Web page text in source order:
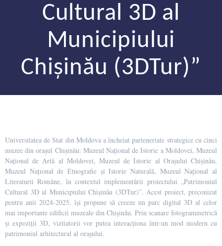
Cultural 3D al
Municipiului
Chișinău (3DTur)”
Universitatea de Stat din Moldova a încheiat parteneriate strategice cu cinci
muzee din orașul Chișinău: Muzeul Național de Istorie a Moldovei, Muzeul
Național de Artă al Moldovei, Muzeul de Istorie al Orașului Chișinău,
Muzeul Național de Etnografie și Istorie Naturală, Muzeul Național al
Literaturii Române, în contextul implementării proiectului „Patrimoniul
Cultural 3D al Municipiului Chișinău (3DTur)”. Acest proiect, preconizat
pentru anii 2024-2025, își propune să creeze un parc digital 3D al celor
mai importante edificii muzeale din Chișinău. Prin scanare fotogrammetrică
și expoziții 3D, vizitatorii vor putea interacționa într-un mod modern cu
patrimoniul arhitectural al orașului.